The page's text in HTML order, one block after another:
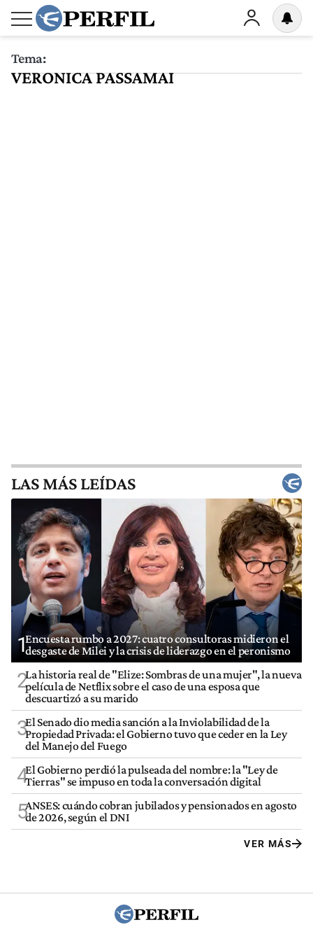
Tema:
VERONICA PASSAMAI
LAS MÁS LEÍDAS
1Encuesta rumbo a 2027: cuatro consultoras midieron el
desgaste de Milei y la crisis de liderazgo en el peronismo
2La historia real de "Elize: Sombras de una mujer", la nueva
película de Netflix sobre el caso de una esposa que
descuartizó a su marido
3El Senado dio media sanción a la Inviolabilidad de la
Propiedad Privada: el Gobierno tuvo que ceder en la Ley
del Manejo del Fuego
4El Gobierno perdió la pulseada del nombre: la "Ley de
Tierras" se impuso en toda la conversación digital
5ANSES: cuándo cobran jubilados y pensionados en agosto
de 2026, según el DNI
VER MÁS